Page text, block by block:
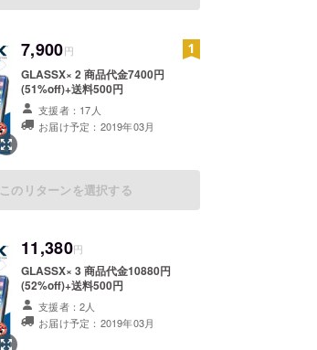
7,900円
GLASSX× 2 商品代金7400円
(51%off)+送料500円
支援者：17人
お届け予定：2019年03月
このリターンを選択する
11,380円
GLASSX× 3 商品代金10880円
(52%off)+送料500円
支援者：2人
お届け予定：2019年03月